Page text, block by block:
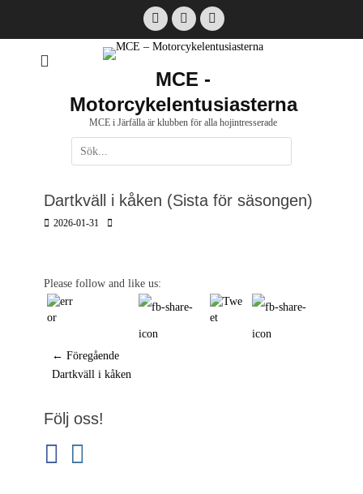
FacebookEmail Instagram
MCE -
Motorcykelentusiasterna
MCE i Järfälla är klubben för alla hojintresserade
Sök
efter:
Dartkväll i kåken (Sista för säsongen)
Postades
2026-01-31 Författare
Please follow and like us:
Inläggsnavigering
← Föregående
Föregående
Dartkväll i kåken
Följ oss!
facebook